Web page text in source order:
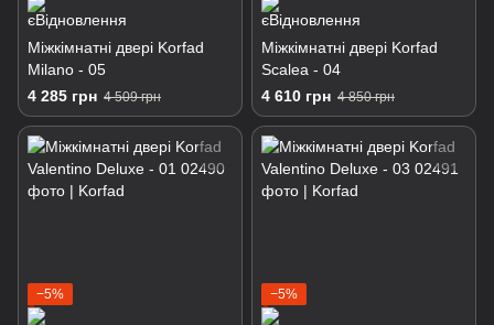
Міжкімнатні двері Korfad
Milano - 05
4 285 грн 4 509 грн
Міжкімнатні двері Korfad
Scalea - 04
4 610 грн 4 850 грн
−5% −5%